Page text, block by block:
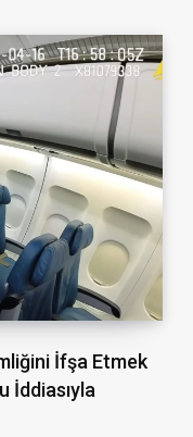
İfşa Etmek
İddiasıyla